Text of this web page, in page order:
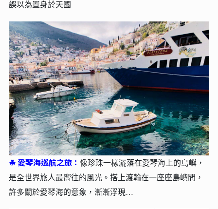
誤以為置身於天國
☘︎ 愛琴海巡航之旅： 像珍珠一樣灑落在愛琴海上的島嶼，
是全世界旅人最嚮往的風光。搭上渡輪在一座座島嶼間，
許多關於愛琴海的意象，漸漸浮現…